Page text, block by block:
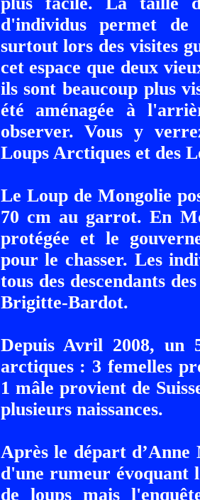
d'individus permet de
surtout lors des visites
cet espace que deux
ils sont beaucoup plus
été aménagée à
observer. Vous y
Loups Arctiques et des
Le Loup de Mongolie
70 cm au garrot. En
protégée et le
pour le chasser. Les
tous des descendants
Brigitte-Bardot.
Depuis Avril 2008, un
arctiques : 3 femelles
1 mâle provient de
plusieurs naissances.
Après le départ
d'une rumeur évoquant
de loups mais